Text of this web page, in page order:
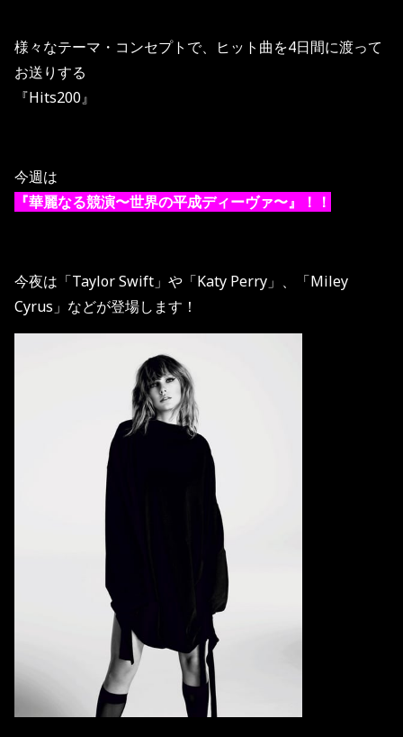
様々なテーマ・コンセプトで、ヒット曲を4日間に渡って
お送りする
『Hits200』
今週は
『華麗なる競演〜世界の平成ディーヴァ〜』！！
今夜は「Taylor Swift」や「Katy Perry」、「Miley
Cyrus」などが登場します！